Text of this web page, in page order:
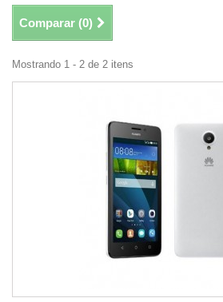
Comparar (0)
Mostrando 1 - 2 de 2 itens